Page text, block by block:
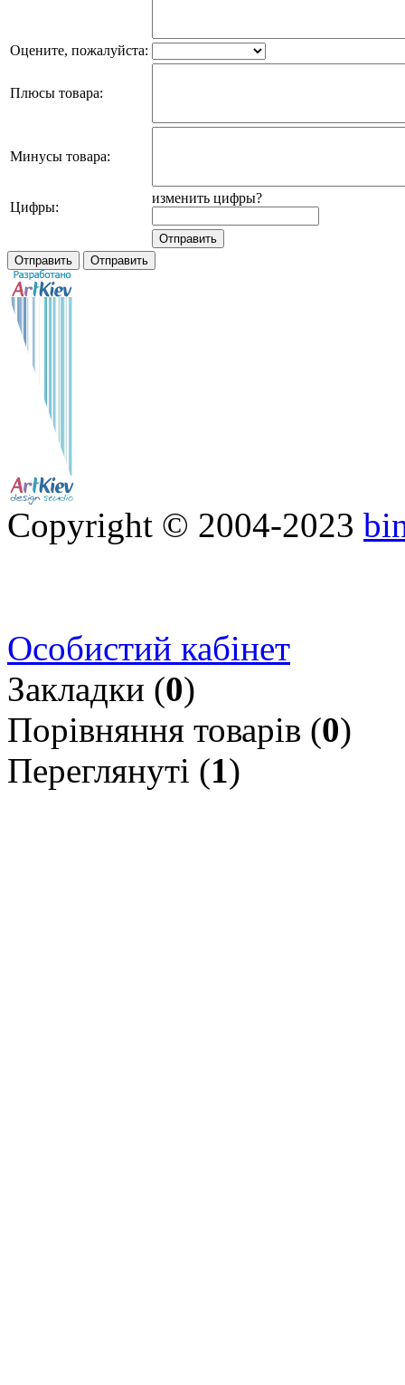
Оцените, пожалуйста:
Плюсы товара:
Минусы товара:
Цифры:
изменить цифры?
Copyright © 2004-2023
Особистий кабінет
Закладки (0)
Порівняння товарів (0)
Переглянуті (1)